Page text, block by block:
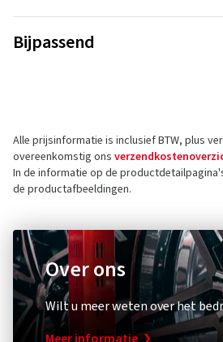
Continental Reifen Deutschland GmbH
Contact voor
klantenservice)
Contactformulier:https://
Bijpassend
Diebstahlschutz & Sicherheit
XLC
Zahlenspiralkabelschloss
Alle prijsinformatie is inclusief BTW, plus
overeenkomstig ons
In de informatie op de
de productafbeeldingen.
Over ons
Wilt u meer weten over het